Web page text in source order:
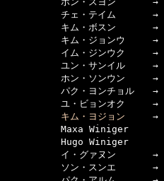
チェ・テイム　　　　→　
キム・ボスン　　　　→　
キム・ジョンウ　　　→　
イム・ジンウク　　　→　
ユン・サンイル　　　→　葬
ホン・ソンウン　　　→　葬
パク・ヨンチョル　　→　市
ユ・ビョンオク　　　→　市
キム・ヨジョン →　市
Maxa Winiger　 　 　→　
Hugo Winiger 　　 　→　
イ・グァヌン　　　　→　
ソン・スンエ　　　　→　